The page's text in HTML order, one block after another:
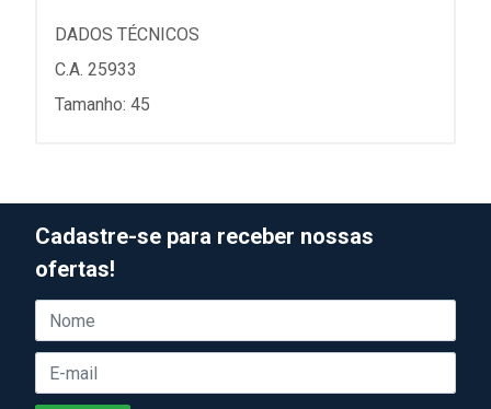
DADOS TÉCNICOS
C.A. 25933
Tamanho: 45
Cadastre-se para receber nossas
ofertas!